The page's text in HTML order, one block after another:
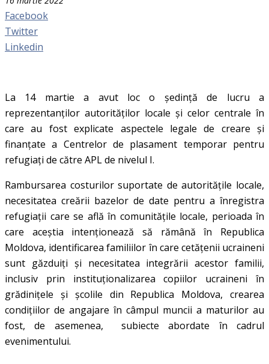
Facebook
Twitter
Linkedin
La 14 martie a avut loc o ședință de lucru a
reprezentanților autorităților locale și celor centrale în
care au fost explicate aspectele legale de creare și
finanțate a Centrelor de plasament temporar pentru
refugiați de către APL de nivelul I.
Rambursarea costurilor suportate de autoritățile locale,
necesitatea creării bazelor de date pentru a înregistra
refugiații care se află în comunitățile locale, perioada în
care aceștia intenționează să rămână în Republica
Moldova, identificarea familiilor în care cetățenii ucraineni
sunt găzduiți și necesitatea integrării acestor familii,
inclusiv prin instituționalizarea copiilor ucraineni în
grădinițele și școlile din Republica Moldova, crearea
condițiilor de angajare în câmpul muncii a maturilor au
fost, de asemenea, subiecte abordate în cadrul
evenimentului.